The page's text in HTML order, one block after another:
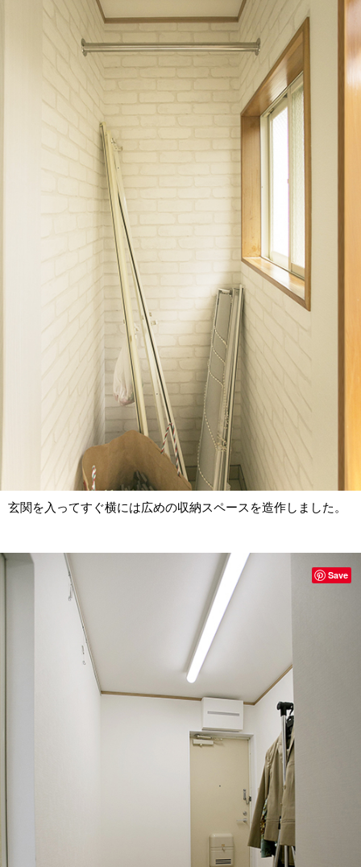
玄関を入ってすぐ横には広めの収納スペースを造作しました。
Save